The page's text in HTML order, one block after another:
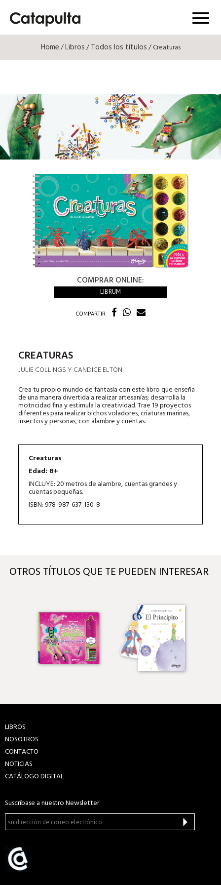
Menú
Home/Libros/Todos los títulos/ Creaturas
COMPRAR ONLINE:
LIBRUM
COMPARTIR
CREATURAS
JULIE COLLINGS Y CANDICE ELTON
Crea tu propio mundo de fantasía con este libro que enseña
de una manera divertida a realizar artesanías; desarrolla la
motricidad fina y estimula la creatividad. Trae 19 proyectos
diferentes para realizar bichos voladores, criaturas marinas,
insectos y personas, con alambre y cuentas.
Creaturas
Edad: 8+
INCLUYE: 20 metros de alambre, cuentas grandes y
cuentas pequeñas.
ISBN: 978-987-637-130-8
OTROS TÍTULOS QUE TE PUEDEN INTERESAR
LIBROS
NOSOTROS
CONTACTO
NOTICIAS
CATÁLOGO DIGITAL
Suscríbase a nuestro Newsletter